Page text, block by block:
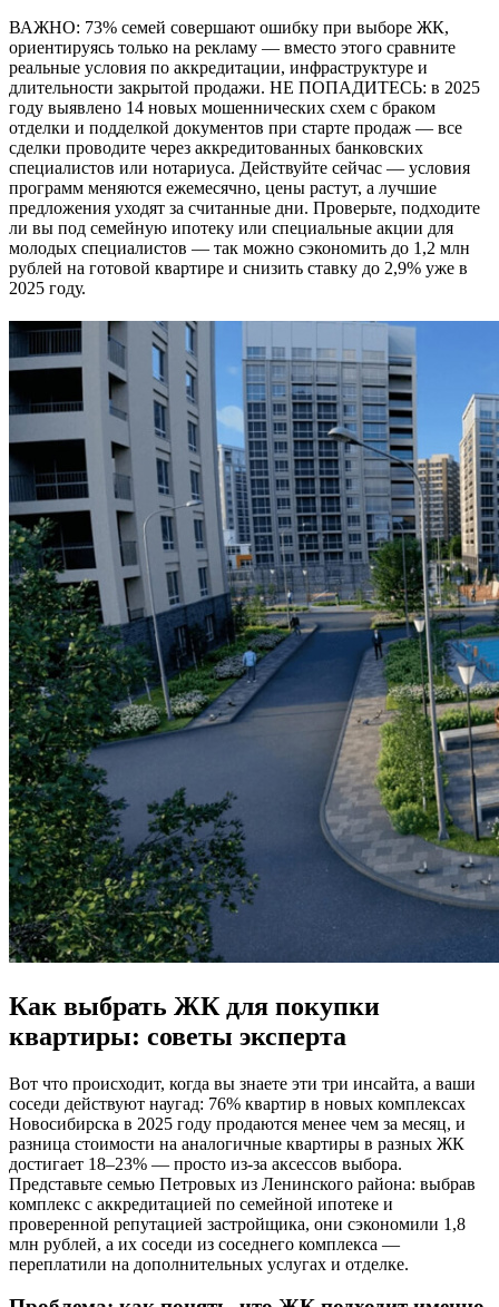
ВАЖНО: 73% семей совершают ошибку при выборе ЖК,
ориентируясь только на рекламу — вместо этого сравните
реальные условия по аккредитации, инфраструктуре и
длительности закрытой продажи. НЕ ПОПАДИТЕСЬ: в 2025
году выявлено 14 новых мошеннических схем с браком
отделки и подделкой документов при старте продаж — все
сделки проводите через аккредитованных банковских
специалистов или нотариуса. Действуйте сейчас — условия
программ меняются ежемесячно, цены растут, а лучшие
предложения уходят за считанные дни. Проверьте, подходите
ли вы под семейную ипотеку или специальные акции для
молодых специалистов — так можно сэкономить до 1,2 млн
рублей на готовой квартире и снизить ставку до 2,9% уже в
2025 году.
Как выбрать ЖК для покупки
квартиры: советы эксперта
Вот что происходит, когда вы знаете эти три инсайта, а ваши
соседи действуют наугад: 76% квартир в новых комплексах
Новосибирска в 2025 году продаются менее чем за месяц, и
разница стоимости на аналогичные квартиры в разных ЖК
достигает 18–23% — просто из-за аксессов выбора.
Представьте семью Петровых из Ленинского района: выбрав
комплекс с аккредитацией по семейной ипотеке и
проверенной репутацией застройщика, они сэкономили 1,8
млн рублей, а их соседи из соседнего комплекса —
переплатили на дополнительных услугах и отделке.